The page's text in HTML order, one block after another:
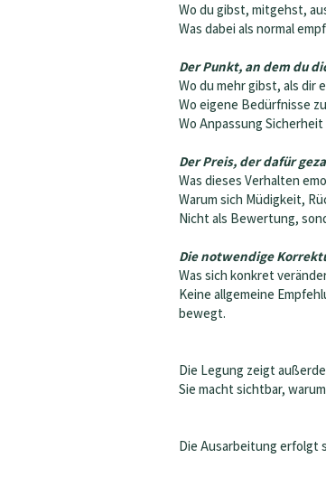
Wo du gibst, mitgehst,
Was dabei als normal
Der Punkt, an dem du
Wo du mehr gibst, als dir
Wo eigene Bedürfnisse
Wo Anpassung
Der Preis, der dafür
Was dieses Verhalten
Warum sich Müdigkeit,
Nicht als Bewertung,
Die notwendige
Was sich konkret
Keine allgemeine
bewegt.
Die Legung zeigt
Sie macht sichtbar,
Die Ausarbeitung erfolgt